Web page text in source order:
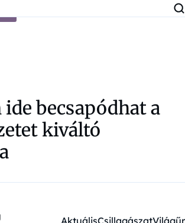
becsapódhat a
kiváltó
AktuálisCsillagászatVilágűr